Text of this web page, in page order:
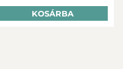
KOSÁRBA